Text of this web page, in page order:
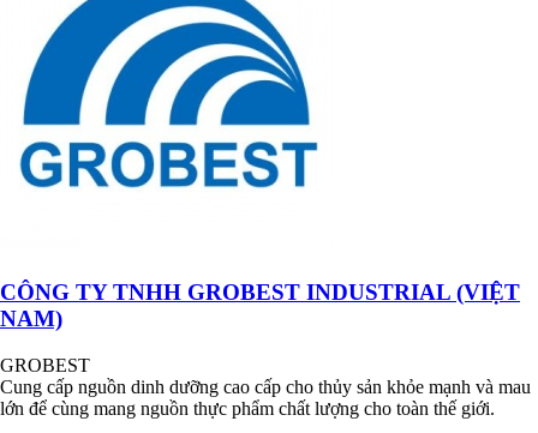
CÔNG TY TNHH GROBEST INDUSTRIAL (VIỆT
NAM)
GROBEST
Cung cấp nguồn dinh dưỡng cao cấp cho thủy sản khỏe mạnh và mau
lớn để cùng mang nguồn thực phẩm chất lượng cho toàn thế giới.